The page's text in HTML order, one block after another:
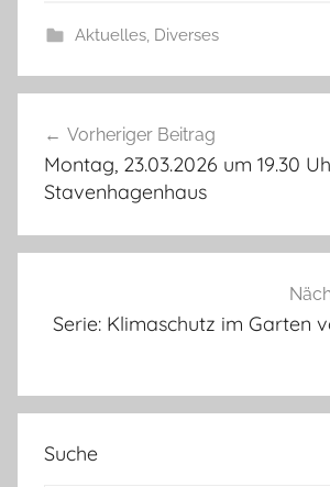
Aktuelles, Diverses
Vorheriger Beitrag
Montag, 23.03.2026 um 19.30
Stavenhagenhaus
Serie: Klimaschutz im Garten
Suche